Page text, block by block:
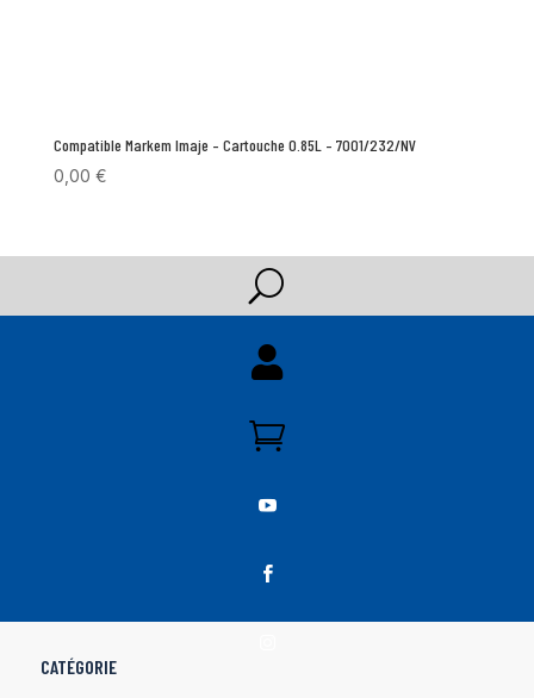
Compatible Markem Imaje – Cartouche 0.85L – 7001/232/NV
0,00 €
U




CATÉGORIE